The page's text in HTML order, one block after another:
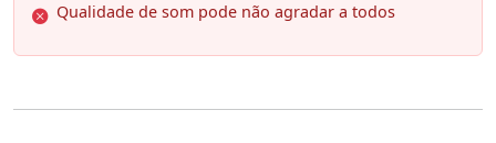
Qualidade de som pode não agradar a todos